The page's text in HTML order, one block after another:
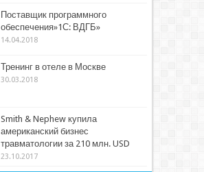
Поставщик программного
обеспечения»1С: ВДГБ»
14.04.2018
Тренинг в отеле в Москве
30.03.2018
Smith & Nephew купила
американский бизнес
травматологии за 210 млн. USD
23.10.2017